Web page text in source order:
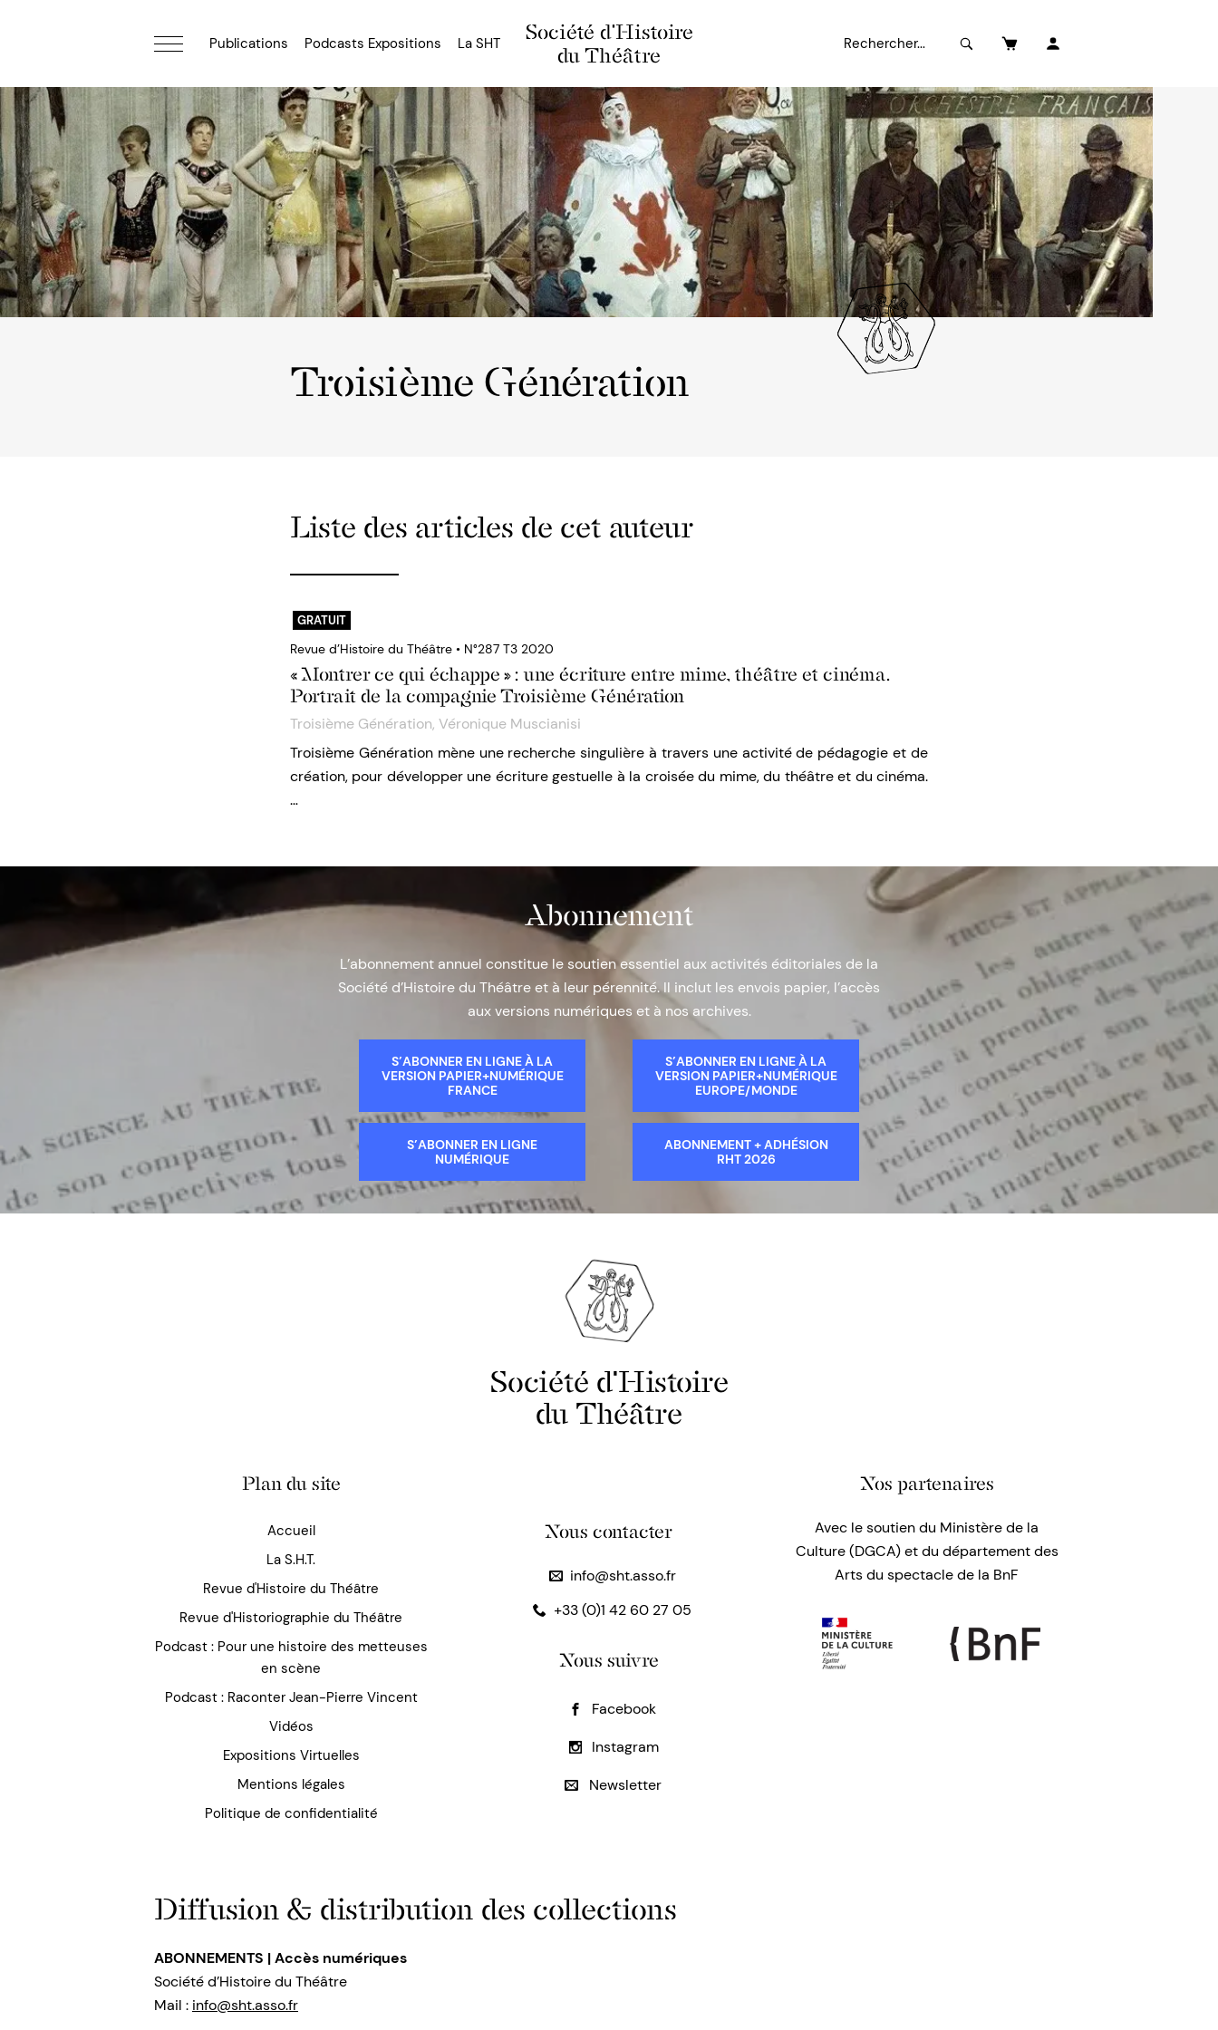
Société d'Histoire
du Théâtre
Publications Podcasts Expositions La SHT
Troisième Génération
Liste des articles de cet auteur
GRATUIT
Revue d’Histoire du Théâtre • N°287 T3 2020
« Montrer ce qui échappe » : une écriture entre mime, théâtre et cinéma.
Portrait de la compagnie Troisième Génération
Troisième Génération, Véronique Muscianisi
Troisième Génération mène une recherche singulière à travers une activité de pédagogie et de
création, pour développer une écriture gestuelle à la croisée du mime, du théâtre et du cinéma.
…
Abonnement
L’abonnement annuel constitue le soutien essentiel aux activités éditoriales de la
Société d’Histoire du Théâtre et à leur pérennité. Il inclut les envois papier, l’accès
aux versions numériques et à nos archives.
S’ABONNER EN LIGNE À LA
VERSION PAPIER+NUMÉRIQUE
FRANCE
S’ABONNER EN LIGNE À LA
VERSION PAPIER+NUMÉRIQUE
EUROPE/MONDE
S’ABONNER EN LIGNE
NUMÉRIQUE
ABONNEMENT + ADHÉSION
RHT 2026
Société d'Histoire
du Théâtre
Plan du site
Accueil
La S.H.T.
Revue d'Histoire du Théâtre
Revue d'Historiographie du Théâtre
Podcast : Pour une histoire des metteuses
en scène
Podcast : Raconter Jean-Pierre Vincent
Vidéos
Expositions Virtuelles
Mentions légales
Politique de confidentialité
Nous contacter
info@sht.asso.fr
+33 (0)1 42 60 27 05
Nous suivre
Facebook
Instagram
Newsletter
Nos partenaires
Avec le soutien du Ministère de la
Culture (DGCA) et du département des
Arts du spectacle de la BnF
Diffusion & distribution des collections
ABONNEMENTS | Accès numériques
Société d’Histoire du Théâtre
Mail : info@sht.asso.fr